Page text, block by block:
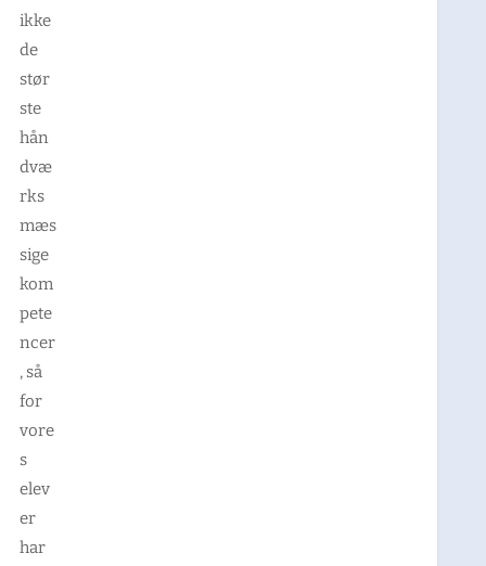
ikke
de
stør
ste
hån
dvæ
rks
mæs
sige
kom
pete
ncer
, så
for
vore
s
elev
er
har